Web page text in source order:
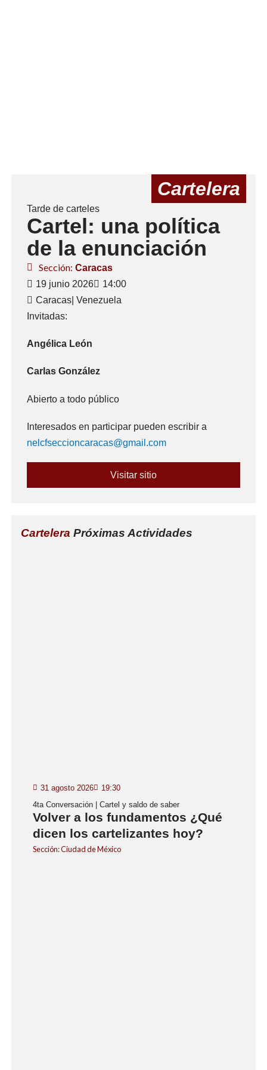
Cartelera
Tarde de carteles
Cartel: una política
de la enunciación
Sección: Caracas
19 junio 2026
14:00
Caracas| Venezuela
Invitadas:
Angélica León
Carlas González
Abierto a todo público
Interesados en participar pueden escribir a
nelcfseccioncaracas@gmail.com
Visitar sitio
Cartelera Próximas Actividades
31 agosto 2026
19:30
4ta Conversación | Cartel y saldo de saber
Volver a los fundamentos ¿Qué
dicen los cartelizantes hoy?
Sección: Ciudad de México